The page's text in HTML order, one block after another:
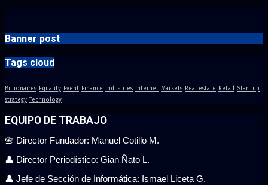
Banner post
Tags cloud
Billionaires Equality Event Finance Industries Internet Markets Real estate Retail Start up
strategy Technology
EQUIPO DE TRABAJO
📇 Director Fundador: Manuel Cotillo M.
👤 Director Periodístico: Gian Ñato L.
👤 Jefe de Sección de Informática: Ismael Liceta G.